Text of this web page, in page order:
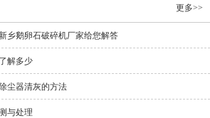
更多>>
乡鹅卵石破碎机厂家给您解答
解多少
尘器清灰的方法
与处理